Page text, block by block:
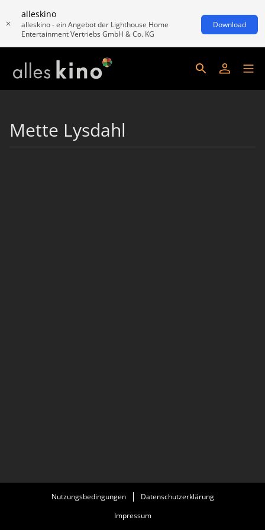
alleskino
alleskino - ein Angebot der Lighthouse Home
Entertainment Vertriebs GmbH & Co. KG
Download
Mette Lysdahl
Nutzungsbedingungen
Datenschutzerklärung
Impressum